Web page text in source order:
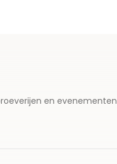
en evenementen